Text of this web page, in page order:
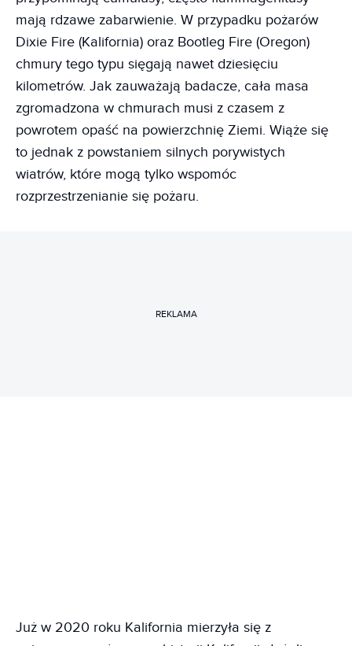
mają rdzawe zabarwienie. W przypadku pożarów
Dixie Fire (Kalifornia) oraz Bootleg Fire (Oregon)
chmury tego typu sięgają nawet dziesięciu
kilometrów. Jak zauważają badacze, cała masa
zgromadzona w chmurach musi z czasem z
powrotem opaść na powierzchnię Ziemi. Wiąże się
to jednak z powstaniem silnych porywistych
wiatrów, które mogą tylko wspomóc
rozprzestrzenianie się pożaru.
REKLAMA
Już w 2020 roku Kalifornia mierzyła się z